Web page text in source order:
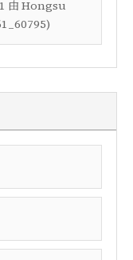
由 Hongsu